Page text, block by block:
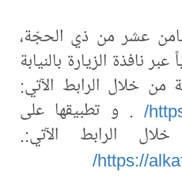
عشر من ذي الحجّة،
نافذة الزيارة بالنيابة
من خلال الرابط الآتي:
. و تطبيقها على
الرابط الآتي:.
https://